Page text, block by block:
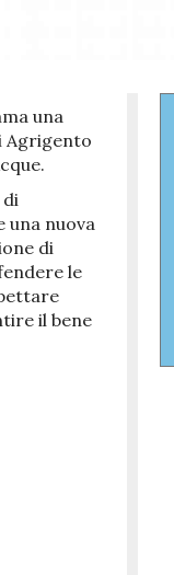
una
Agrigento
nuova
di
le
il bene